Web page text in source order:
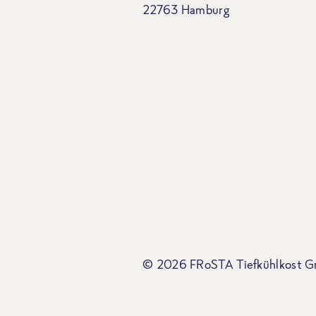
22763 Hamburg
© 2026 FRoSTA Tiefkühlkost